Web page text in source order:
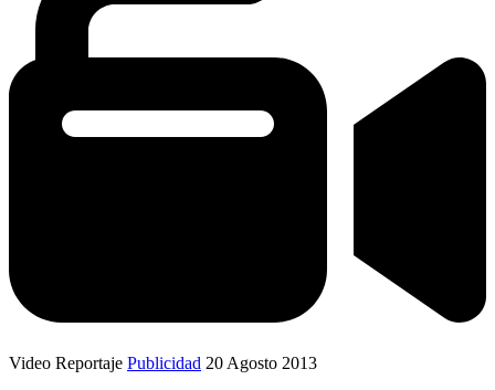
Video Reportaje Publicidad 20 Agosto 2013